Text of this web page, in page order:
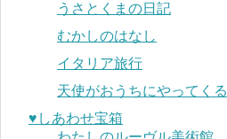
うさとくまの日記
むかしのはなし
イタリア旅行
天使がおうちにやってくる
♥︎しあわせ宝箱